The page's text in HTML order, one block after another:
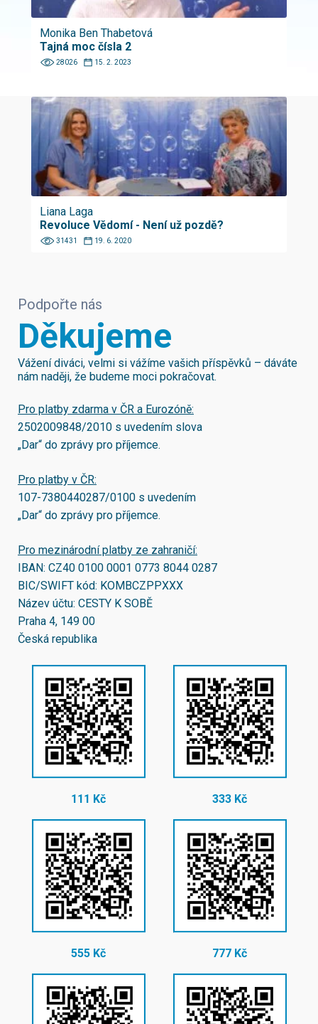
Monika Ben Thabetová
Tajná moc čísla 2
28026 15. 2. 2023
Liana Laga
Revoluce Vědomí - Není už pozdě?
31431 19. 6. 2020
Podpořte nás
Děkujeme
Vážení diváci, velmi si vážíme vašich příspěvků – dáváte
nám naději, že budeme moci pokračovat.
Pro platby zdarma v ČR a Eurozóně:
2502009848/2010 s uvedením slova
„Dar“ do zprávy pro příjemce.
Pro platby v ČR:
107-7380440287/0100 s uvedením
„Dar“ do zprávy pro příjemce.
Pro mezinárodní platby ze zahraničí:
IBAN: CZ40 0100 0001 0773 8044 0287
BIC/SWIFT kód: KOMBCZPPXXX
Název účtu: CESTY K SOBĚ
Praha 4, 149 00
Česká republika
111 Kč 333 Kč
555 Kč 777 Kč